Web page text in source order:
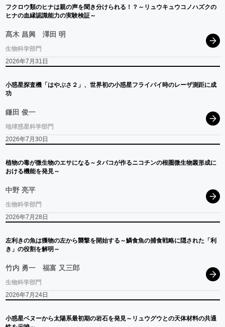
フクロウ類のヒナは親の声を聞き分けられる！？ ～ リュウキュウコノハスクの
ヒナの血縁認識能力の実験検証～
髙木 昌興 澤田 明
生物科学部門
2026年7月31日
小惑星探査機「はやぶさ ２」、 世界初の小惑星フライバイ時のレーザ測距に成
功
鎌田 俊一
地球惑星科学部門
2026年7月30日
植物の毒が微生物のエサになる ～ タバコが作るニコチンの根圏微生物叢形成に
おける機能を発見～
中野 亮平
生物科学部門
2026年7月28日
左利きの魚は獲物の左から襲撃を開始する ～鱗食魚の捕食戦略に隠された 「利
き」 の役割を解明 ～
竹内 勇一 福富 又三郎
生物科学部門
2026年7月24日
小惑星ベヌーから太陽系最初期の岩石を発見～ リュウグウ との天体材料の共通